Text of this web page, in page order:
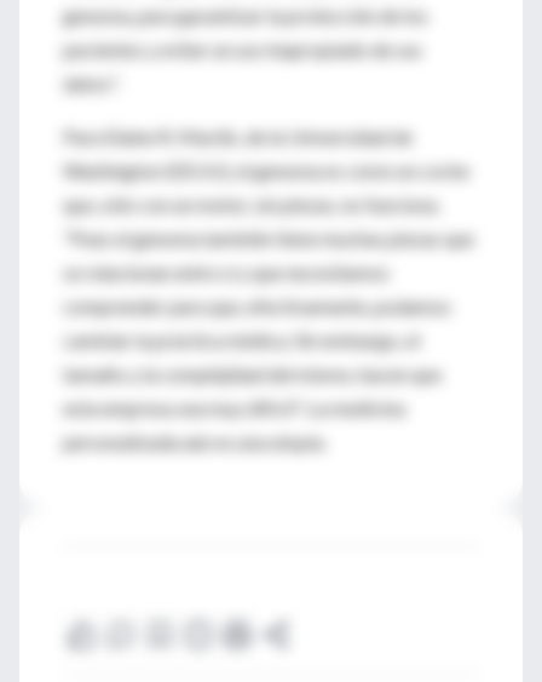
genoma, para garantizar la protección de los
pacientes y evitar un uso inapropiado de sus
datos".
Para Elaine R. Mardis, de la Universidad de
Washington (EEUU), el genoma es como un coche
que, sólo con un motor, sin piezas, no funciona.
"Pues el genoma también tiene muchas piezas que
se relacionan entre sí y que necesitamos
comprender para que, efectivamente, podamos
cambiar la práctica médica. Sin embargo, el
tamaño y la complejidad del mismo, hacen que
esta empresa sea muy difícil". La medicina
personalizada aún es una utopía.